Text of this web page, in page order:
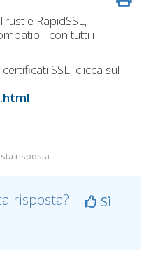
e RapidSSL,
con tutti i
SSL, clicca sul
risposta
risposta?
Sì